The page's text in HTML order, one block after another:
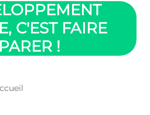
C'EST FAIRE
!